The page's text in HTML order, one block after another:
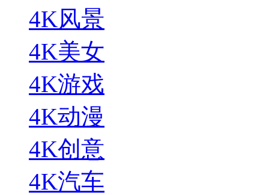
4K风景
4K美女
4K游戏
4K动漫
4K创意
4K汽车